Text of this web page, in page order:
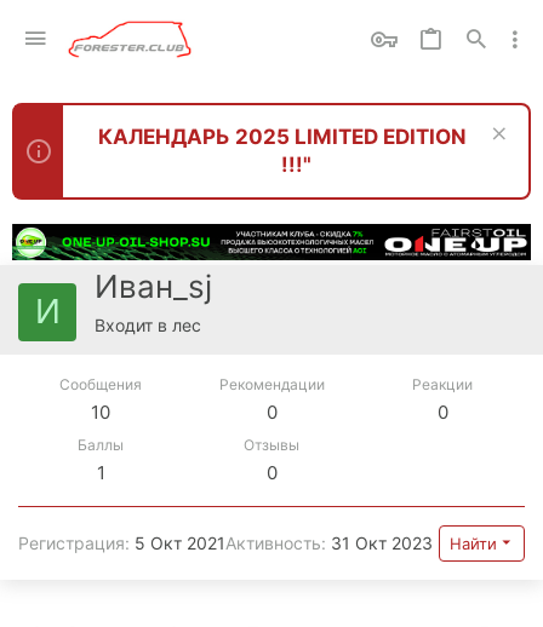
КАЛЕНДАРЬ 2025 LIMITED EDITION
!!!"
И
Иван_sj
Входит в лес
Сообщения
10
Рекомендации
0
Реакции
0
Баллы
1
Отзывы
0
Регистрация 5 Окт 2021Активность 31 Окт 2023 Найти